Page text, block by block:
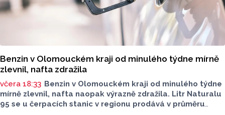
Benzin v Olomouckém kraji od minulého týdne mírně
zlevnil, nafta zdražila
včera 18:33 Benzin v Olomouckém kraji od minulého týdne
mírně zlevnil, nafta naopak výrazně zdražila. Litr Naturalu
95 se u čerpacích stanic v regionu prodává v průměru